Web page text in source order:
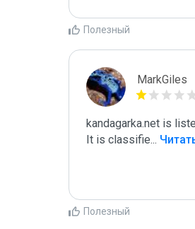
Полезный
MarkGiles
kandagarka.net is
It is classifie...
Полезный